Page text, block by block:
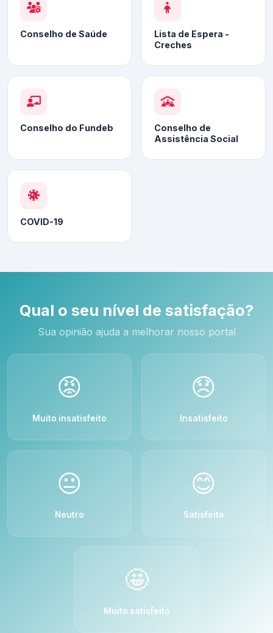
Conselho de Saúde
Lista de Espera -
Creches
Conselho do Fundeb
Conselho de
Assistência Social
COVID-19
Qual o seu nível de satisfação?
Sua opinião ajuda a melhorar nosso portal
😡
Muito insatisfeito
😞
Insatisfeito
😐
Neutro
😊
Satisfeito
🤩
Muito satisfeito